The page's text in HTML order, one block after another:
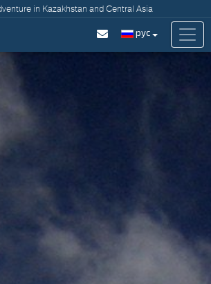
in Kazakhstan and Central Asia
рус